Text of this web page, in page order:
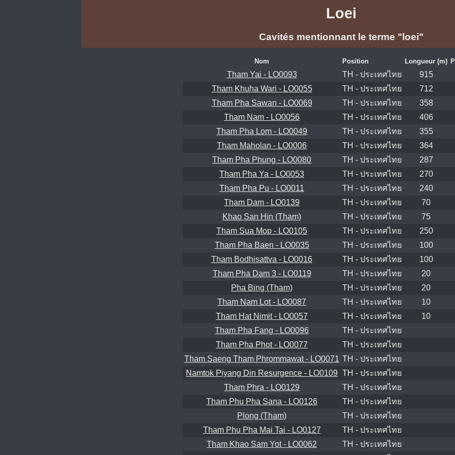
Loei
Cavités mentionnant le terme "loei"
Nom Position Longueur (m)
Tham Yai - LO0093 TH - ประเทศไทย 915
Tham Khuha Wari - LO0055
TH - ประเทศไทย 712
Tham Pha Sawan - LO0069
TH - ประเทศไทย 358
Tham Nam - LO0056
TH - ประเทศไทย 406
Tham Pha Lom - LO0049
TH - ประเทศไทย 355
Tham Maholan - LO0006
TH - ประเทศไทย 364
Tham Pha Phung - LO0080
TH - ประเทศไทย 287
Tham Pha Ya - LO0053
TH - ประเทศไทย 270
Tham Pha Pu - LO0011
TH - ประเทศไทย 240
Tham Dam - LO0139
TH - ประเทศไทย 70
Khao San Hin (Tham)
TH - ประเทศไทย 75
Tham Sua Mop - LO0105
TH - ประเทศไทย 250
Tham Pha Baen - LO0035
TH - ประเทศไทย 100
Tham Bodhisattva - LO0016
TH - ประเทศไทย 100
Tham Pha Dam 3 - LO0119
TH - ประเทศไทย 20
Pha Bing (Tham)
TH - ประเทศไทย 20
Tham Nam Lot - LO0087
TH - ประเทศไทย 10
Tham Hat Nimit - LO0057
TH - ประเทศไทย 10
Tham Pha Fang - LO0096
TH - ประเทศไทย
Tham Pha Phot - LO0077
TH - ประเทศไทย
Tham Saeng Tham Phrommawat - LO0071 TH - ประเทศไทย
Namtok Piyang Din Resurgence - LO0109 TH - ประเทศไทย
Tham Phra - LO0129
TH - ประเทศไทย
Tham Phu Pha Sana - LO0126
TH - ประเทศไทย
Plong (Tham)
TH - ประเทศไทย
Tham Phu Pha Mai Tai - LO0127
TH - ประเทศไทย
Tham Khao Sam Yot - LO0062
TH - ประเทศไทย